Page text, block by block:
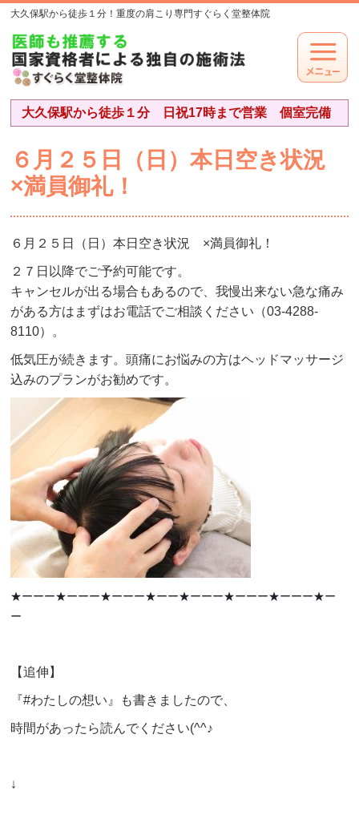
大久保駅から徒歩１分！重度の肩こり専門すぐらく堂整体院
大久保駅から徒歩１分 日祝17時まで営業 個室完備
６月２５日（日）本日空き状況
×満員御礼！
６月２５日（日）本日空き状況 ×満員御礼！
２７日以降でご予約可能です。
キャンセルが出る場合もあるので、我慢出来ない急な痛み
がある方はまずはお電話でご相談ください（03-4288-
8110）。
低気圧が続きます。頭痛にお悩みの方はヘッドマッサージ
込みのプランがお勧めです。
★ーーー★ーーー★ーーー★ーー★ーーー★ーーー★ーーー★ー
ー
【追伸 】
『#わたしの想い』も書きましたので、
時間があったら読んでください(^^♪
↓